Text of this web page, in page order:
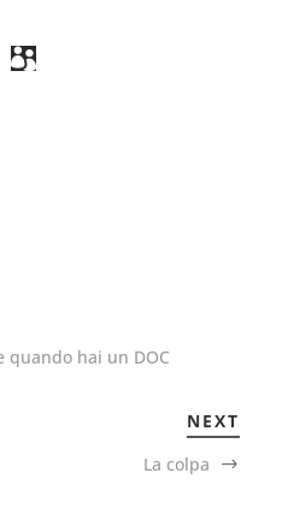

quando hai un DOC
NEXT
La colpa